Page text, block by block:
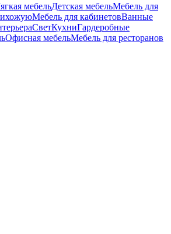
мебельДетская мебельМебель для
Мебель для кабинетовВанные
СветКухниГардеробные
Офисная мебельМебель для ресторанов